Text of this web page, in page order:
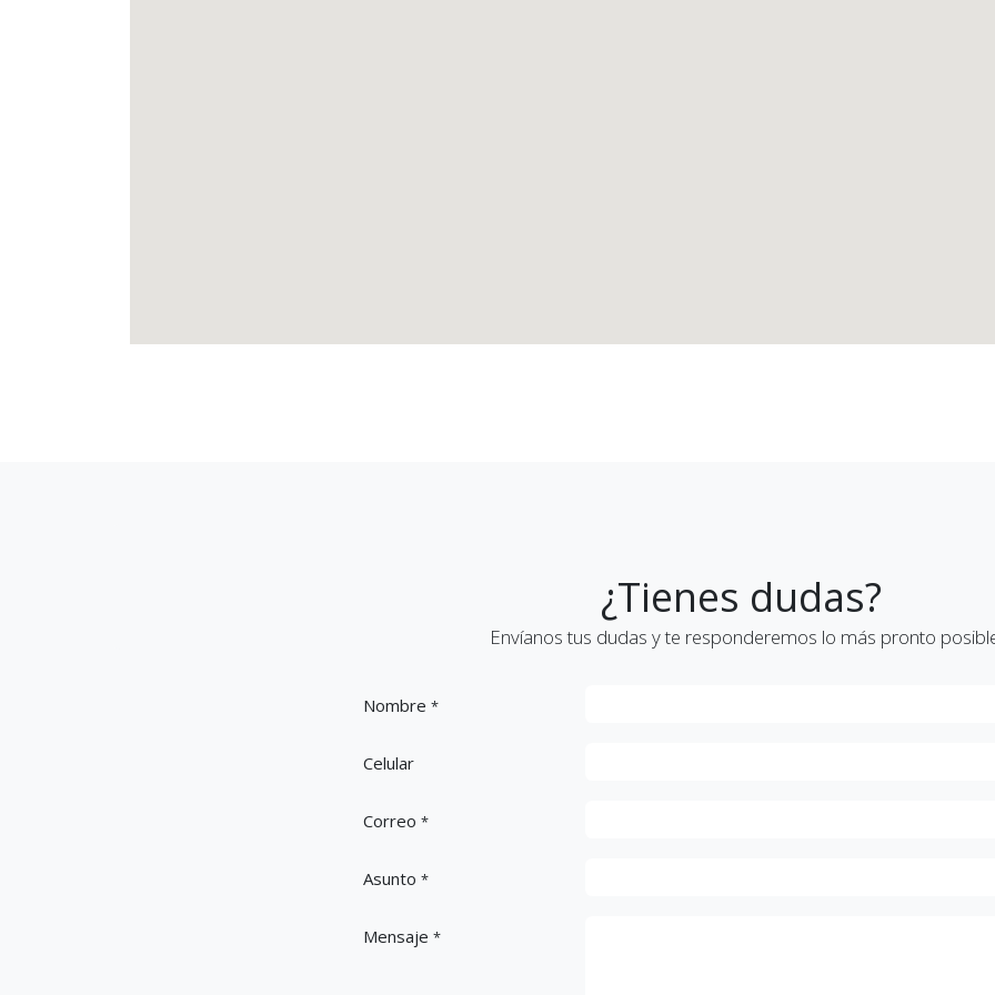
¿Tienes dudas?
Envíanos tus dudas y te responderemos lo más pronto
Nombre *
Celular
Correo *
Asunto *
Mensaje *